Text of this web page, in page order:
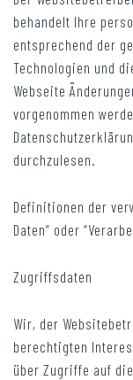
behandelt Ihre
entsprechend der
Technologien und
Webseite
vorgenommen
durchzulesen.
Definitionen der
Daten” oder
Zugriffsdaten
Wir, der
berechtigten
über Zugriffe auf